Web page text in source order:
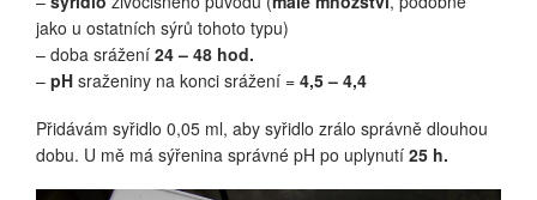
jako u ostatních sýrů tohoto typu)
– doba srážení 24 – 48 hod.
– pH sraženiny na konci srážení = 4,5 – 4,4
Přidávám syřidlo 0,05 ml, aby syřidlo zrálo správně dlouhou
dobu. U mě má sýřenina správné pH po uplynutí 25 h.